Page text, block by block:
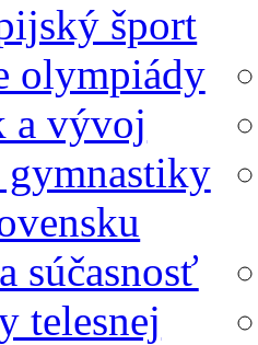
šport
olympiády
a vývoj
súčasnosť
telesnej